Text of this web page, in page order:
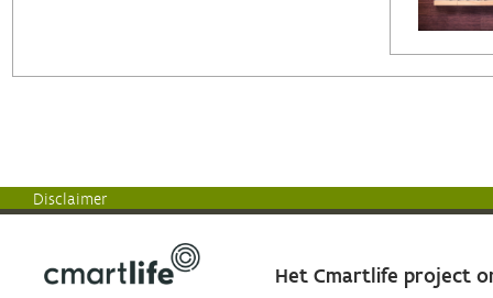
Disclaimer
Het Cmartlife project